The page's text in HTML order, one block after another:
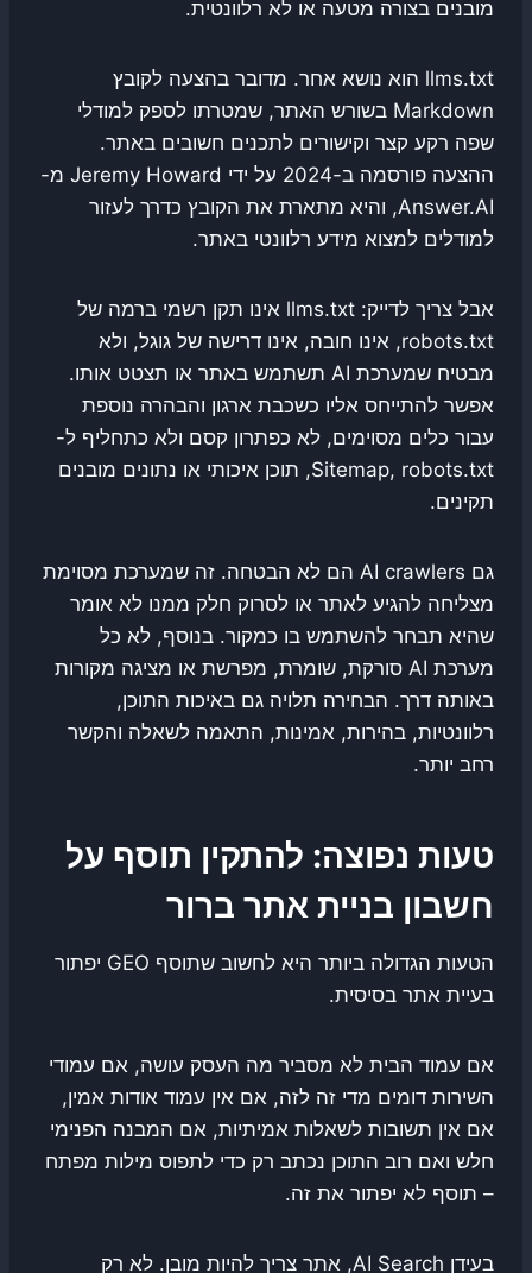
מובנים בצורה מטעה או לא רלוונטית.
llms.txt הוא נושא אחר. מדובר בהצעה לקובץ
Markdown בשורש האתר, שמטרתו לספק למודלי
שפה רקע קצר וקישורים לתכנים חשובים באתר.
ההצעה פורסמה ב-2024 על ידי Jeremy Howard מ-
Answer.AI, והיא מתארת את הקובץ כדרך לעזור
למודלים למצוא מידע רלוונטי באתר.
אבל צריך לדייק: llms.txt אינו תקן רשמי ברמה של
robots.txt, אינו חובה, אינו דרישה של גוגל, ולא
מבטיח שמערכת AI תשתמש באתר או תצטט אותו.
אפשר להתייחס אליו כשכבת ארגון והבהרה נוספת
עבור כלים מסוימים, לא כפתרון קסם ולא כתחליף ל-
Sitemap, robots.txt, תוכן איכותי או נתונים מובנים
תקינים.
גם AI crawlers הם לא הבטחה. זה שמערכת מסוימת
מצליחה להגיע לאתר או לסרוק חלק ממנו לא אומר
שהיא תבחר להשתמש בו כמקור. בנוסף, לא כל
מערכת AI סורקת, שומרת, מפרשת או מציגה מקורות
באותה דרך. הבחירה תלויה גם באיכות התוכן,
רלוונטיות, בהירות, אמינות, התאמה לשאלה והקשר
רחב יותר.
טעות נפוצה: להתקין תוסף על
חשבון בניית אתר ברור
הטעות הגדולה ביותר היא לחשוב שתוסף GEO יפתור
בעיית אתר בסיסית.
אם עמוד הבית לא מסביר מה העסק עושה, אם עמודי
השירות דומים מדי זה לזה, אם אין עמוד אודות אמין,
אם אין תשובות לשאלות אמיתיות, אם המבנה הפנימי
חלש ואם רוב התוכן נכתב רק כדי לתפוס מילות מפתח
– תוסף לא יפתור את זה.
בעידן AI Search, אתר צריך להיות מובן. לא רק